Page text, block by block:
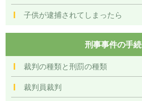
子供が逮捕されてしまったら
刑事事件の手続
裁判の種類と刑罰の種類
裁判員裁判